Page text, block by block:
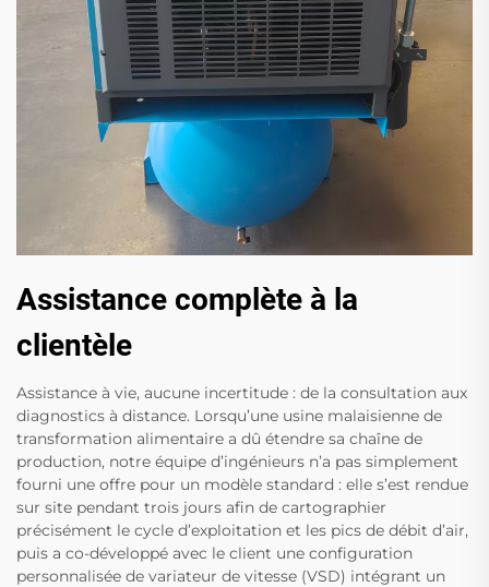
Assistance complète à la
clientèle
Assistance à vie, aucune incertitude : de la consultation aux
diagnostics à distance. Lorsqu’une usine malaisienne de
transformation alimentaire a dû étendre sa chaîne de
production, notre équipe d’ingénieurs n’a pas simplement
fourni une offre pour un modèle standard : elle s’est rendue
sur site pendant trois jours afin de cartographier
précisément le cycle d’exploitation et les pics de débit d’air,
puis a co-développé avec le client une configuration
personnalisée de variateur de vitesse (VSD) intégrant un